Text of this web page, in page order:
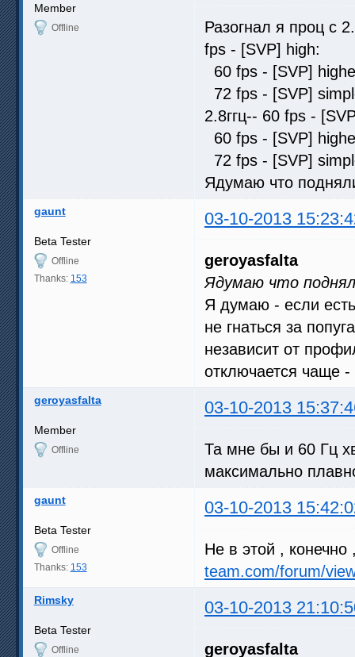
Member
Offline
Разогнал я проц с
fps - [SVP] high:
60 fps - [SVP]
72 fps - [SVP]
2.8ггц-- 60 fps -
60 fps - [SVP]
72 fps - [SVP]
Ядумаю что
gaunt 03-10-2013
Beta Tester
Offline
Thanks: 153
geroyasfalta
Ядумаю что
Я думаю - если
не гнаться за
независит от
отключается чаще
geroyasfalta 03-10-2013
Member
Offline
Та мне бы и 60 Гц
максимально
gaunt 03-10-2013
Beta Tester
Offline
Thanks: 153
Не в этой ,
team.com/forum/
Rimsky 03-10-2013
Beta Tester
Offline geroyasfalta